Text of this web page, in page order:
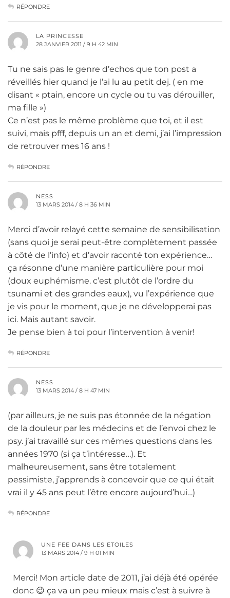
RÉPONDRE
LA PRINCESSE
28 JANVIER 2011 / 9 H 42 MIN
Tu ne sais pas le genre d’echos que ton post a
réveillés hier quand je l’ai lu au petit dej. ( en me
disant « ptain, encore un cycle ou tu vas dérouiller,
ma fille »)
Ce n’est pas le même problème que toi, et il est
suivi, mais pfff, depuis un an et demi, j’ai l’impression
de retrouver mes 16 ans !
RÉPONDRE
NESS
13 MARS 2014 / 8 H 36 MIN
Merci d’avoir relayé cette semaine de sensibilisation
(sans quoi je serai peut-être complètement passée
à côté de l’info) et d’avoir raconté ton expérience…
ça résonne d’une manière particulière pour moi
(doux euphémisme. c’est plutôt de l’ordre du
tsunami et des grandes eaux), vu l’expérience que
je vis pour le moment, que je ne développerai pas
ici. Mais autant savoir.
Je pense bien à toi pour l’intervention à venir!
RÉPONDRE
NESS
13 MARS 2014 / 8 H 47 MIN
(par ailleurs, je ne suis pas étonnée de la négation
de la douleur par les médecins et de l’envoi chez le
psy. j’ai travaillé sur ces mêmes questions dans les
années 1970 (si ça t’intéresse…). Et
malheureusement, sans être totalement
pessimiste, j’apprends à concevoir que ce qui était
vrai il y 45 ans peut l’être encore aujourd’hui…)
RÉPONDRE
UNE FEE DANS LES ETOILES
13 MARS 2014 / 9 H 01 MIN
Merci! Mon article date de 2011, j’ai déjà été opérée
donc 😉 ça va un peu mieux mais c’est à suivre à